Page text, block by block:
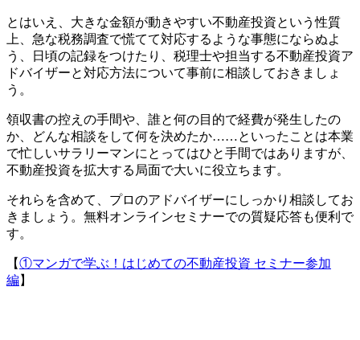
とはいえ、大きな金額が動きやすい不動産投資という性質
上、急な税務調査で慌てて対応するような事態にならぬよ
う、日頃の記録をつけたり、税理士や担当する不動産投資ア
ドバイザーと対応方法について事前に相談しておきましょ
う。
領収書の控えの手間や、誰と何の目的で経費が発生したの
か、どんな相談をして何を決めたか……といったことは本業
で忙しいサラリーマンにとってはひと手間ではありますが、
不動産投資を拡大する局面で大いに役立ちます。
それらを含めて、プロのアドバイザーにしっかり相談してお
きましょう。無料オンラインセミナーでの質疑応答も便利で
す。
【①マンガで学ぶ！はじめての不動産投資 セミナー参加
編】